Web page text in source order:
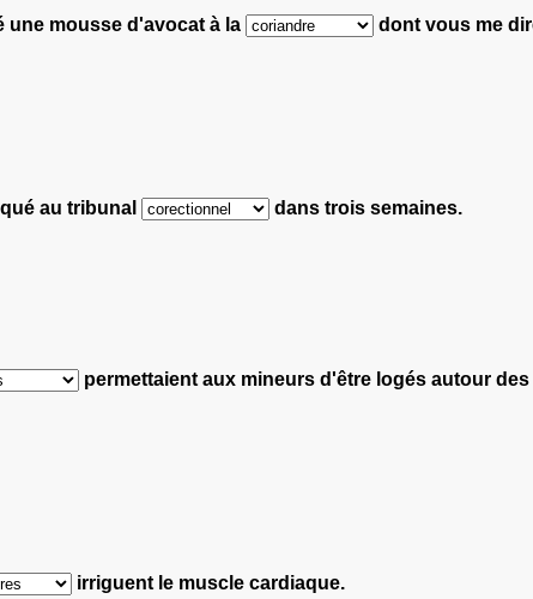
une mousse d'avocat à la dont vous me
au tribunal dans trois semaines.
permettaient aux mineurs d'être logés autour des
irriguent le muscle cardiaque.